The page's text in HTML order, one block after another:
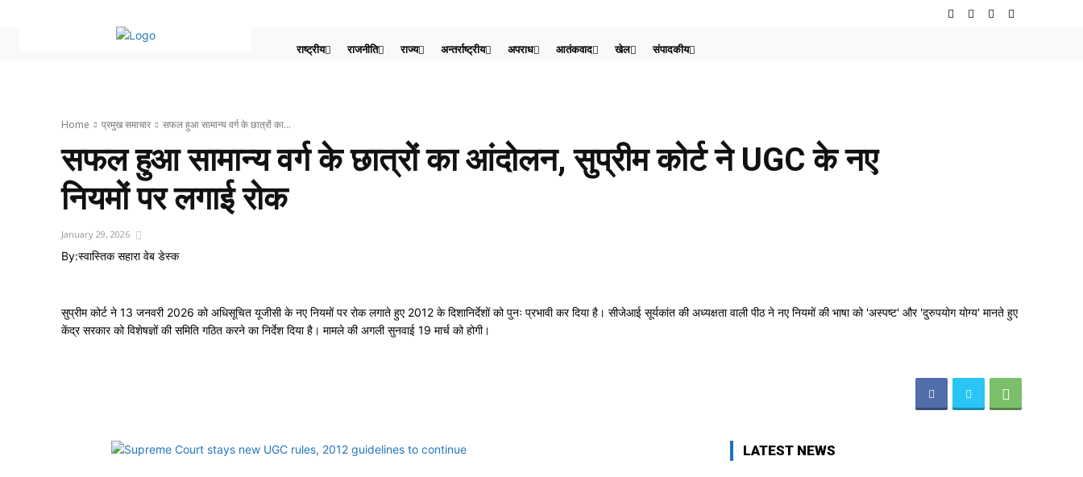
राष्ट्रीय राजनीति राज्य अन्तर्राष्ट्रीय अपराध आतंकवाद खेल संपादकीय
Home प्रमुख समाचार‎ सफल हुआ सामान्य वर्ग के छात्रों का...
सफल हुआ सामान्य वर्ग के छात्रों का आंदोलन, सुप्रीम कोर्ट ने UGC के नए
नियमों पर लगाई रोक
January 29, 2026
By:स्वास्तिक सहारा वेब डेस्क
सुप्रीम कोर्ट ने 13 जनवरी 2026 को अधिसूचित यूजीसी के नए नियमों पर रोक लगाते हुए 2012 के दिशानिर्देशों को पुनः प्रभावी कर दिया है। सीजेआई सूर्यकांत की अध्यक्षता वाली पीठ ने नए नियमों की भाषा को 'अस्पष्ट' और 'दुरुपयोग योग्य' मानते हुए
केंद्र सरकार को विशेषज्ञों की समिति गठित करने का निर्देश दिया है। मामले की अगली सुनवाई 19 मार्च को होगी।
LATEST NEWS